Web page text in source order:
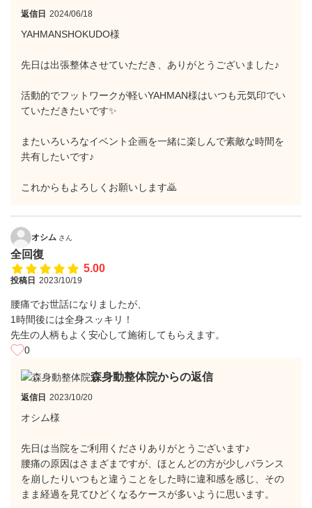
返信日 2024/06/18
YAHMANSHOKUDO様
先日は出張整体させていただき、ありがとうございました♪
活動的でフットワークが軽いYAHMAN様はいつも元気印でい
ていただきたいです✨
またいろいろなイベント企画を一緒に楽しんで素敵な時間を
共有したいです♪
これからもよろしくお願いします🙇
オシム さん
全回復
5.00
投稿日 2023/10/19
腰痛でお世話になりましたが、
1時間後には全身スッキリ！
先生の人柄もよく安心して施術してもらえます。
0
森身動整体院からの返信
返信日 2023/10/20
オシム様
先日は当院をご利用くださりありがとうございます♪
腰痛の原因はさまざまですが、ほとんどの方が少しバランス
を崩したりいつもと違うことをした時に違和感を感じ、その
まま経過を見てひどくなるケースが多いように思います。